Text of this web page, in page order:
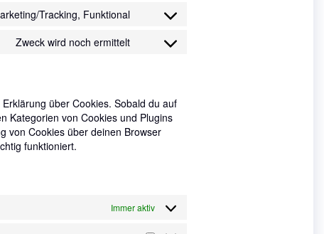
service
Tracking, Funktional
Consent
service
Zweck wird noch ermittelt
Consent
über Cookies. Sobald du auf
Kategorien von Cookies und Plugins
von Cookies über deinen Browser
funktioniert.
Immer aktiv